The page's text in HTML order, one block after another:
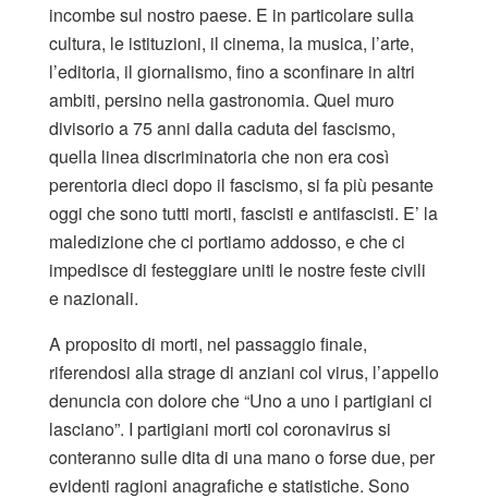
incombe sul nostro paese. E in particolare sulla
cultura, le istituzioni, il cinema, la musica, l’arte,
l’editoria, il giornalismo, fino a sconfinare in altri
ambiti, persino nella gastronomia. Quel muro
divisorio a 75 anni dalla caduta del fascismo,
quella linea discriminatoria che non era così
perentoria dieci dopo il fascismo, si fa più pesante
oggi che sono tutti morti, fascisti e antifascisti. E’ la
maledizione che ci portiamo addosso, e che ci
impedisce di festeggiare uniti le nostre feste civili
e nazionali.
A proposito di morti, nel passaggio finale,
riferendosi alla strage di anziani col virus, l’appello
denuncia con dolore che “Uno a uno i partigiani ci
lasciano”. I partigiani morti col coronavirus si
conteranno sulle dita di una mano o forse due, per
evidenti ragioni anagrafiche e statistiche. Sono